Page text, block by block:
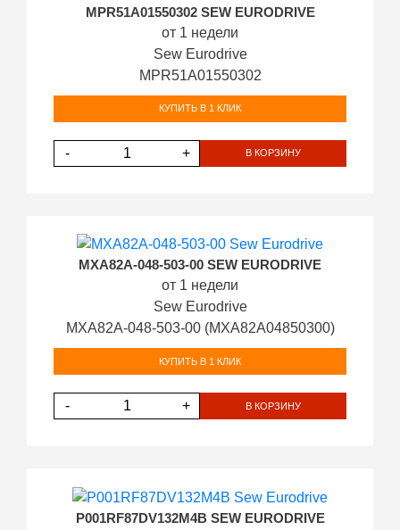
MPR51A01550302 SEW EURODRIVE
от 1 недели
Sew Eurodrive
MPR51A01550302
КУПИТЬ В 1 КЛИК
- + В КОРЗИНУ
MXA82A-048-503-00 SEW EURODRIVE
от 1 недели
Sew Eurodrive
MXA82A-048-503-00 (MXA82A04850300)
КУПИТЬ В 1 КЛИК
- + В КОРЗИНУ
P001RF87DV132M4B SEW EURODRIVE